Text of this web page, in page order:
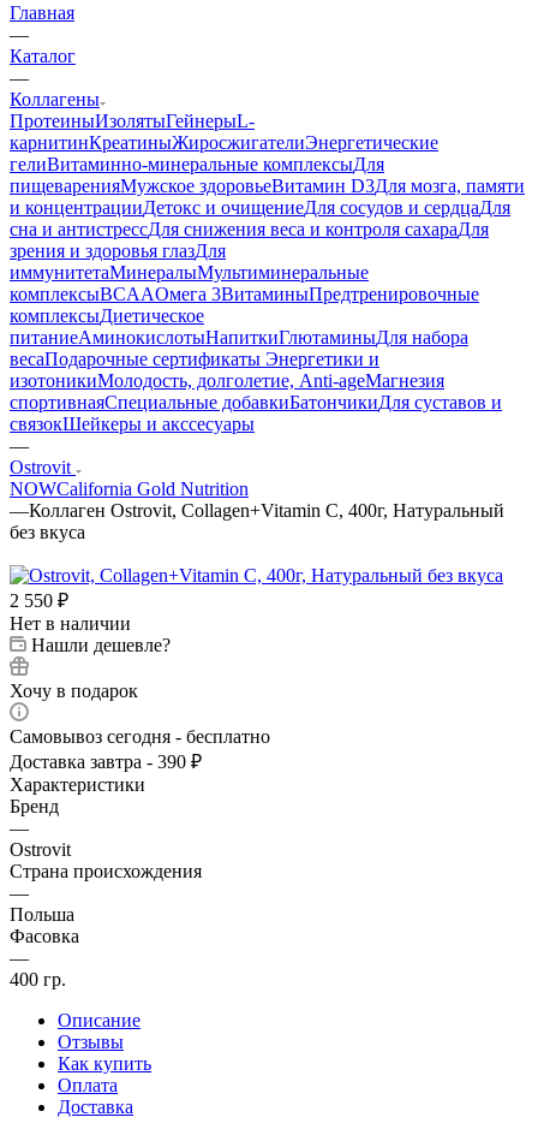
Главная
—
Каталог
—
Коллагены
ПротеиныИзолятыГейнерыL-
карнитинКреатиныЖиросжигателиЭнергетические
гелиВитаминно-минеральные комплексыДля
пищеваренияМужское здоровьеВитамин D3Для мозга, памяти
и концентрацииДетокс и очищениеДля сосудов и сердцаДля
сна и антистрессДля снижения веса и контроля сахараДля
зрения и здоровья глазДля
иммунитетаМинералыМультиминеральные
комплексыBCAAОмега 3ВитаминыПредтренировочные
комплексыДиетическое
питаниеАминокислотыНапиткиГлютаминыДля набора
весаПодарочные сертификаты Энергетики и
изотоникиМолодость, долголетие, Anti-ageМагнезия
спортивнаяСпециальные добавкиБатончикиДля суставов и
связокШейкеры и акссесуары
—
Ostrovit
NOWCalifornia Gold Nutrition
—Коллаген Ostrovit, Collagen+Vitamin C, 400г, Натуральный
без вкуса
2 550 ₽
Нет в наличии
Нашли дешевле?
Хочу в подарок
Самовывоз сегодня - бесплатно
Доставка завтра - 390 ₽
Характеристики
Бренд
—
Ostrovit
Страна происхождения
—
Польша
Фасовка
—
400 гр.
Описание
Отзывы
Как купить
Оплата
Доставка